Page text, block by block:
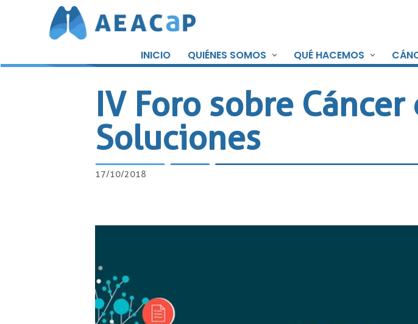
contenido
INICIO QUIÉNES SOMOS QUÉ HACEMOS
IV Foro sobre
Soluciones
17/10/2018